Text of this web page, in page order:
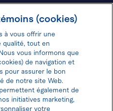
pour gagner 100$
(cookies)
à vous offrir une
qualité, tout en
vous informons que
de navigation et
pour assurer le bon
de notre site Web.
également de
initiatives marketing,
votre